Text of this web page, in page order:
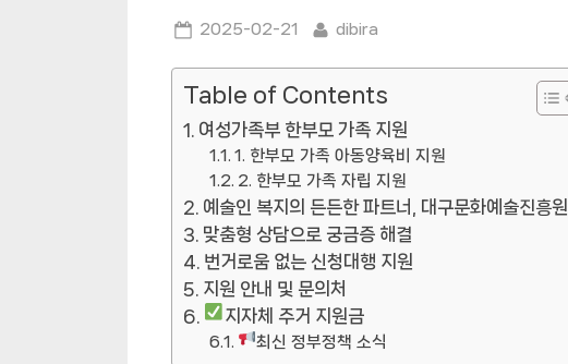
Posted
2025-02-21 By
dibira
Table of Contents
여성가족부 한부모 가족 지원
1. 한부모 가족 아동양육비 지원
2. 한부모 가족 자립 지원
예술인 복지의 든든한 파트너, 대구문화예술진흥원
맞춤형 상담으로 궁금증 해결
번거로움 없는 신청대행 지원
지원 안내 및 문의처
지자체 주거 지원금
최신 정부정책 소식